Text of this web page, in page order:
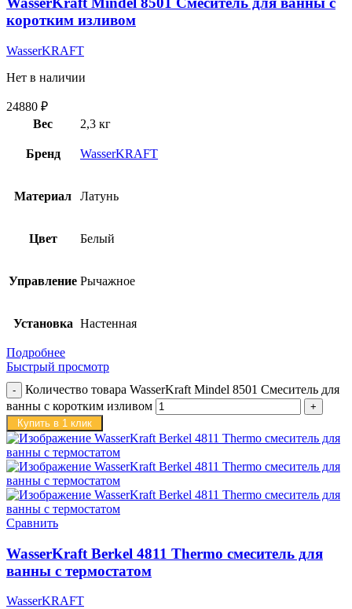
коротким изливом
WasserKRAFT
Нет в наличии
24880 ₽
Вес
2,3 кг
Бренд WasserKRAFT
Материал Латунь
Цвет Белый
Управление Рычажное
Установка Настенная
Подробнее
Быстрый просмотр
Количество товара WasserKraft Mindel 8501 Смеситель для
ванны с коротким изливом
Купить в 1 клик
Сравнить
WasserKraft Berkel 4811 Thermo смеситель для
ванны с термостатом
WasserKRAFT